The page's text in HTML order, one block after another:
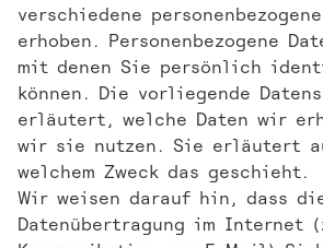
verschiedene
erhoben. Personenbezogene
mit denen Sie persönlich
können. Die vorliegende
erläutert, welche Daten wir
wir sie nutzen. Sie erläutert
welchem Zweck das geschieht.
Wir weisen darauf hin, dass
Datenübertragung im Internet